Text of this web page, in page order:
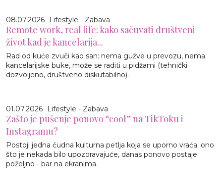
08.07.2026 Lifestyle - Zabava
Remote work, real life: kako sačuvati društveni
život kad je kancelarija...
Rad od kuće zvuči kao san: nema gužve u prevozu, nema
kancelarijske buke, može se raditi u pidžami (tehnički
dozvoljeno, društveno diskutabilno).
01.07.2026 Lifestyle - Zabava
Zašto je pušenje ponovo “cool” na TikToku i
Instagramu?
Postoji jedna čudna kulturna petlja koja se uporno vraća: ono
što je nekada bilo upozoravajuće, danas ponovo postaje
poželjno - bar na ekranima.